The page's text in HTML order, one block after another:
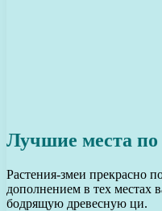
Лучшие места
Растения-змеи прекрасно
дополнением в тех местах
бодрящую древесную ци.